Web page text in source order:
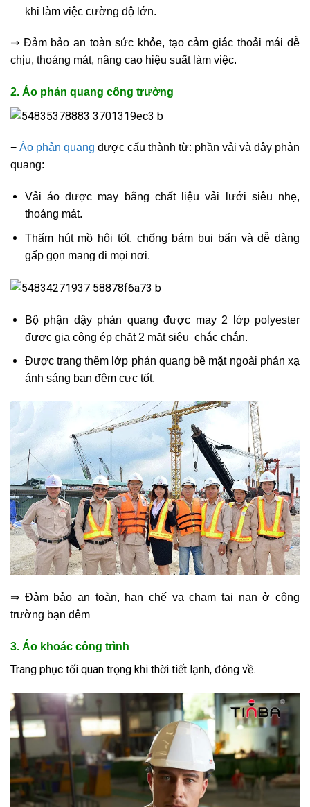
khi làm việc cường độ lớn.
⇒ Đảm bảo an toàn sức khỏe, tạo cảm giác thoải mái dễ
chịu, thoáng mát, nâng cao hiệu suất làm việc.
2. Áo phản quang công trường
− Áo phản quang được cấu thành từ: phần vải và dây phản
quang:
Vải áo được may bằng chất liệu vải lưới siêu nhẹ,
thoáng mát.
Thấm hút mồ hôi tốt, chống bám bụi bẩn và dễ dàng
gấp gọn mang đi mọi nơi.
Bộ phận dậy phản quang được may 2 lớp polyester
được gia công ép chặt 2 mặt siêu chắc chắn.
Được trang thêm lớp phản quang bề mặt ngoài phản xạ
ánh sáng ban đêm cực tốt.
⇒ Đảm bảo an toàn, hạn chế va chạm tai nạn ở công
trường bạn đêm
3. Áo khoác công trình
Trang phục tối quan trọng khi thời tiết lạnh, đông về.